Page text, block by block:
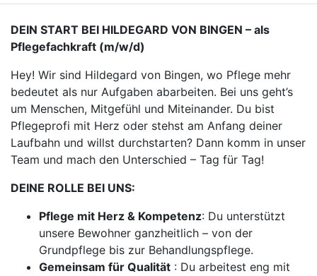
DEIN START BEI HILDEGARD VON BINGEN – als
Pflegefachkraft (m/w/d)
Hey! Wir sind Hildegard von Bingen, wo Pflege mehr
bedeutet als nur Aufgaben abarbeiten. Bei uns geht’s
um Menschen, Mitgefühl und Miteinander. Du bist
Pflegeprofi mit Herz oder stehst am Anfang deiner
Laufbahn und willst durchstarten? Dann komm in unser
Team und mach den Unterschied – Tag für Tag!
DEINE ROLLE BEI UNS:
Pflege mit Herz & Kompetenz: Du unterstützt
unsere Bewohner ganzheitlich – von der
Grundpflege bis zur Behandlungspflege.
Gemeinsam für Qualität : Du arbeitest eng mit